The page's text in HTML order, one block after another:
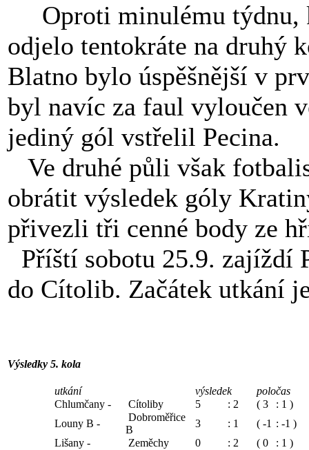
Oproti minulému týdnu,
odjelo tentokráte na druhý
Blatno bylo úspěšnější v
byl navíc za faul vyloučen
jediný gól vstřelil Pecina.
Ve druhé půli však
obrátit výsledek góly
přivezli tři cenné body ze
Příští sobotu 25.9. zajíždí
do Cítolib. Začátek utkání
Výsledky 5. kola
utkání výsledek
poločas
Chlumčany -
Cítoliby 5 : 2 ( 3
: 1 )
Louny B -
Dobroměřice
B
3 : 1 ( -1 : -1 )
Lišany -
Zeměchy 0 : 2 ( 0
: 1 )